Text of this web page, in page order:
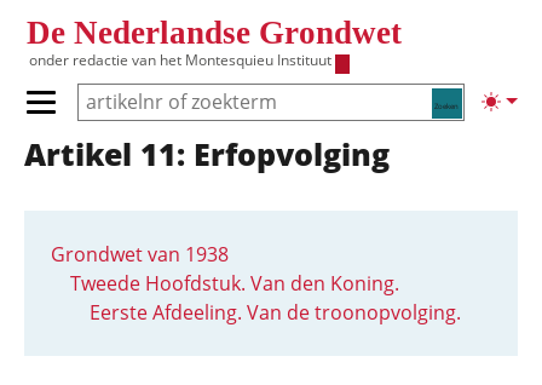
De Nederlandse Grondwet
onder redactie van het Montesquieu Instituut
Zoeken
Primair menu tonen/verbergen
Hoofdnavigatie
Artikel 11: Erfopvolging
Grondwet van 1938
Tweede Hoofdstuk. Van den Koning.
Eerste Afdeeling. Van de troonopvolging.